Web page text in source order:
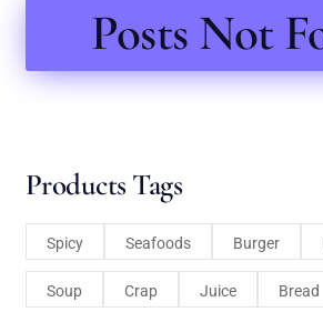
Posts Not
Products Tags
Spicy Seafoods Burger
Soup Crap Juice Bread